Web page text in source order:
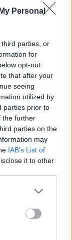
Personal
parties, or
for
opt-out
that after your
seeing
utilized by
parties prior to
the further
parties on the
may
IAB’s List of
it to other
Times
το Mamma
Σκόπελο μέσω